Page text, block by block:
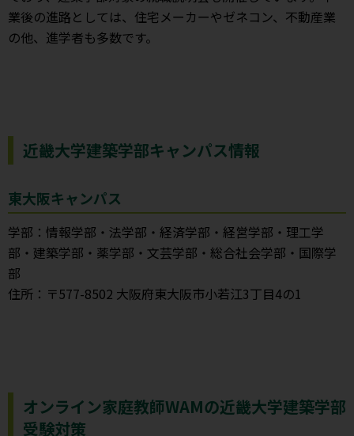
業後の進路としては、住宅メーカーやゼネコン、不動産業
の他、進学者も多数です。
近畿大学建築学部キャンパス情報
東大阪キャンパス
学部：情報学部・法学部・経済学部・経営学部・理工学
部・建築学部・薬学部・文芸学部・総合社会学部・国際学
部
住所：〒577-8502 大阪府東大阪市小若江3丁目4の1
オンライン家庭教師WAMの近畿大学建築学部
受験対策